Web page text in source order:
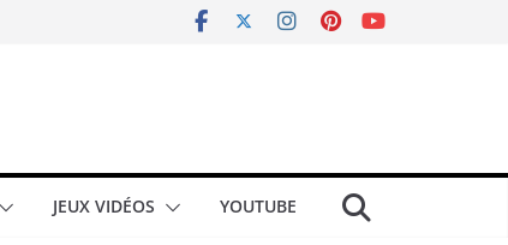
JEUX VIDÉOS YOUTUBE